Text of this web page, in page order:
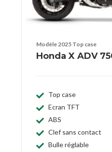
Modèle 2025 Top case
Honda X ADV
Top case
Ecran TFT
ABS
Clef sans contact
Bulle réglable